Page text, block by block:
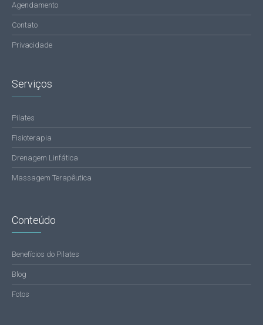
Agendamento
Contato
Privacidade
Serviços
Pilates
Fisioterapia
Drenagem Linfática
Massagem Terapêutica
Conteúdo
Benefícios do Pilates
Blog
Fotos